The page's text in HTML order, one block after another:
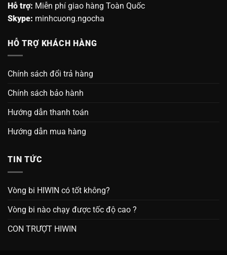
Hỗ trợ: Miễn phí giao hàng Toàn Quốc
Skype: minhcuong.ngocha
HỖ TRỢ KHÁCH HÀNG
Chính sách đổi trả hàng
Chính sách bảo hành
Hướng dẫn thanh toán
Hướng dẫn mua hàng
TIN TỨC
Vòng bi HIWIN có tốt không?
Vòng bi nào chạy được tốc độ cao ?
CON TRƯỢT HIWIN